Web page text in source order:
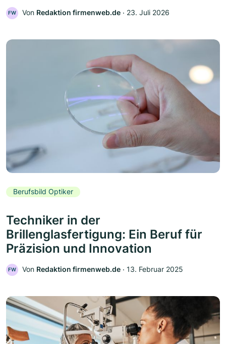
FW Von Redaktion firmenweb.de ‧ 23. Juli 2026
Berufsbild Optiker
Techniker in der
Brillenglasfertigung: Ein Beruf für
Präzision und Innovation
FW Von Redaktion firmenweb.de ‧ 13. Februar 2025